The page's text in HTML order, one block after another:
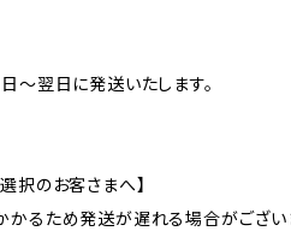
〜翌日に発送いたします。
択のお客さまへ】
るため発送が遅れる場合がござい